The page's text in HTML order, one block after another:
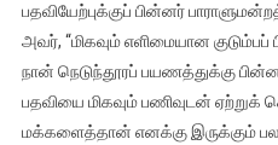
பதவியேற்புக்குப் பின்னர்
அவர், “மிகவும் எளிமையான
நான் நெடுந்தூரப் பயணத்துக்கு
பதவியை மிகவும் பணிவுடன்
மக்களைத்தான் எனக்கு இருக்கும்